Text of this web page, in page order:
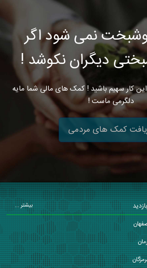
نمی شود اگر
دیگران نکوشد !
کار سهیم باشید ! کمک های مالی شما مایه
دلگرمی ماست !
کمک های مردمی
بیشتر ...